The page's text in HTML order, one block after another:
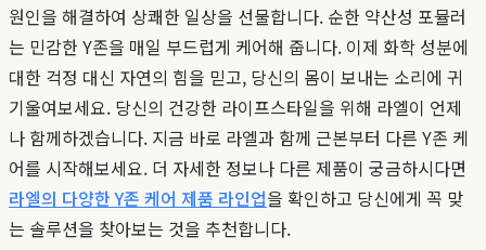
원인을 해결하여 상쾌한 일상을 선물합니다. 순한 약산성 포뮬러
는 민감한 Y존을 매일 부드럽게 케어해 줍니다. 이제 화학 성분에
대한 걱정 대신 자연의 힘을 믿고, 당신의 몸이 보내는 소리에 귀
기울여보세요. 당신의 건강한 라이프스타일을 위해 라엘이 언제
나 함께하겠습니다. 지금 바로 라엘과 함께 근본부터 다른 Y존 케
어를 시작해보세요. 더 자세한 정보나 다른 제품이 궁금하시다면
라엘의 다양한 Y존 케어 제품 라인업을 확인하고 당신에게 꼭 맞
는 솔루션을 찾아보는 것을 추천합니다.